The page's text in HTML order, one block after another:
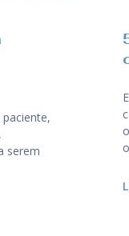
serem